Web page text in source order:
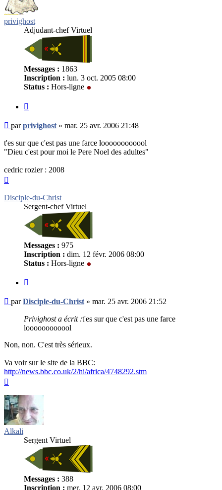
privighost
Adjudant-chef Virtuel
Messages : 1863
Inscription : lun. 3 oct. 2005 08:00
Status : Hors-ligne
Message
non
lu
parprivighost » mar. 25 avr. 2006 21:48
t'es sur que c'est pas une farce loooooooooool
"Dieu c'est pour moi le Pere Noel des adultes"
cedric rozier : 2008
Disciple-du-Christ
Sergent-chef Virtuel
Messages : 975
Inscription : dim. 12 févr. 2006 08:00
Status : Hors-ligne
Message
non
parDisciple-du-Christ » mar. 25 avr. 2006 21:52
Privighost a écrit :t'es sur que c'est pas une farce
loooooooooool
Non, non. C'est très sérieux.
Va voir sur le site de la BBC:
http://news.bbc.co.uk/2/hi/africa/4748292.stm
Alkali
Sergent Virtuel
Messages : 388
Inscription : mer. 12 avr. 2006 08:00